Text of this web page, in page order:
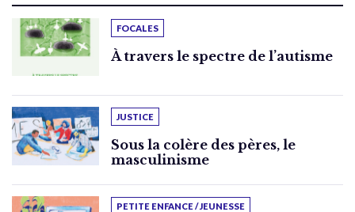
FOCALES
À travers le spectre de l’autisme
JUSTICE
Sous la colère des pères, le
masculinisme
PETITE ENFANCE / JEUNESSE